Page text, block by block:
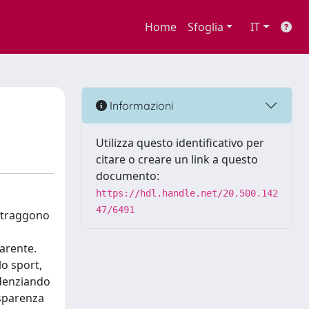
Home Sfoglia IT
sport,
Informazioni
Utilizza questo identificativo per
citare o creare un link a questo
documento:
https://hdl.handle.net/20.500.142
47/6491